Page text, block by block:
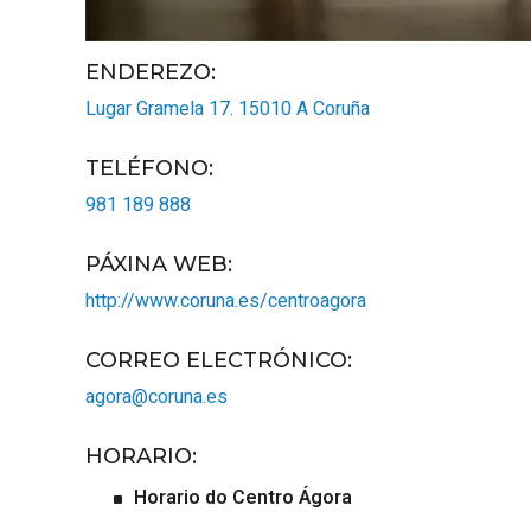
ENDEREZO:
Lugar Gramela 17. 15010A Coruña
TELÉFONO:
981 189 888
PÁXINA WEB:
http://www.coruna.es/centroagora
CORREO ELECTRÓNICO:
agora@coruna.es
HORARIO:
Horario do Centro Ágora